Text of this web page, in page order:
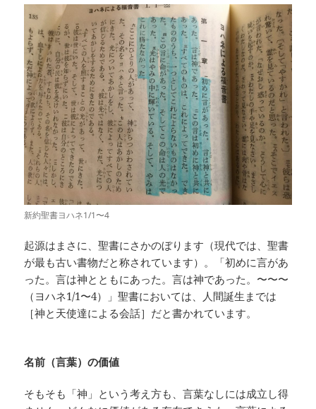
新約聖書ヨハネ1/1〜4
起源はまさに、聖書にさかのぼります（現代では、聖書
が最も古い書物だと称されています）。「初めに言があ
った。言は神とともにあった。言は神であった。〜〜〜
（ヨハネ1/1〜4）」聖書においては、人間誕生までは
［神と天使達による会話］だと書かれています。
名前（言葉）の価値
そもそも「神」という考え方も、言葉なしには成立し得